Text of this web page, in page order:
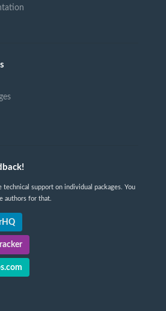
support on individual packages. You
authors for that.